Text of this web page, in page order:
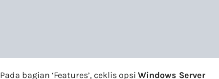
Pada bagian ‘Features’, ceklis opsi Windows Server